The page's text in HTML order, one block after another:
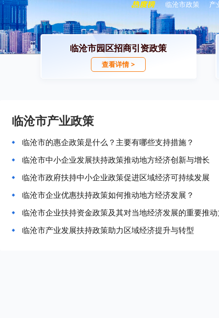
临沧市政策 产
临沧市园区招商引资政策
查看详情 >
临沧市产业政策
临沧市的惠企政策是什么？主要有哪些支持措施？
临沧市中小企业发展扶持政策推动地方经济创新与增长
临沧市政府扶持中小企业政策促进区域经济可持续发展
临沧市企业优惠扶持政策如何推动地方经济发展？
临沧市企业扶持资金政策及其对当地经济发展的重要推
临沧市产业发展扶持政策助力区域经济提升与转型